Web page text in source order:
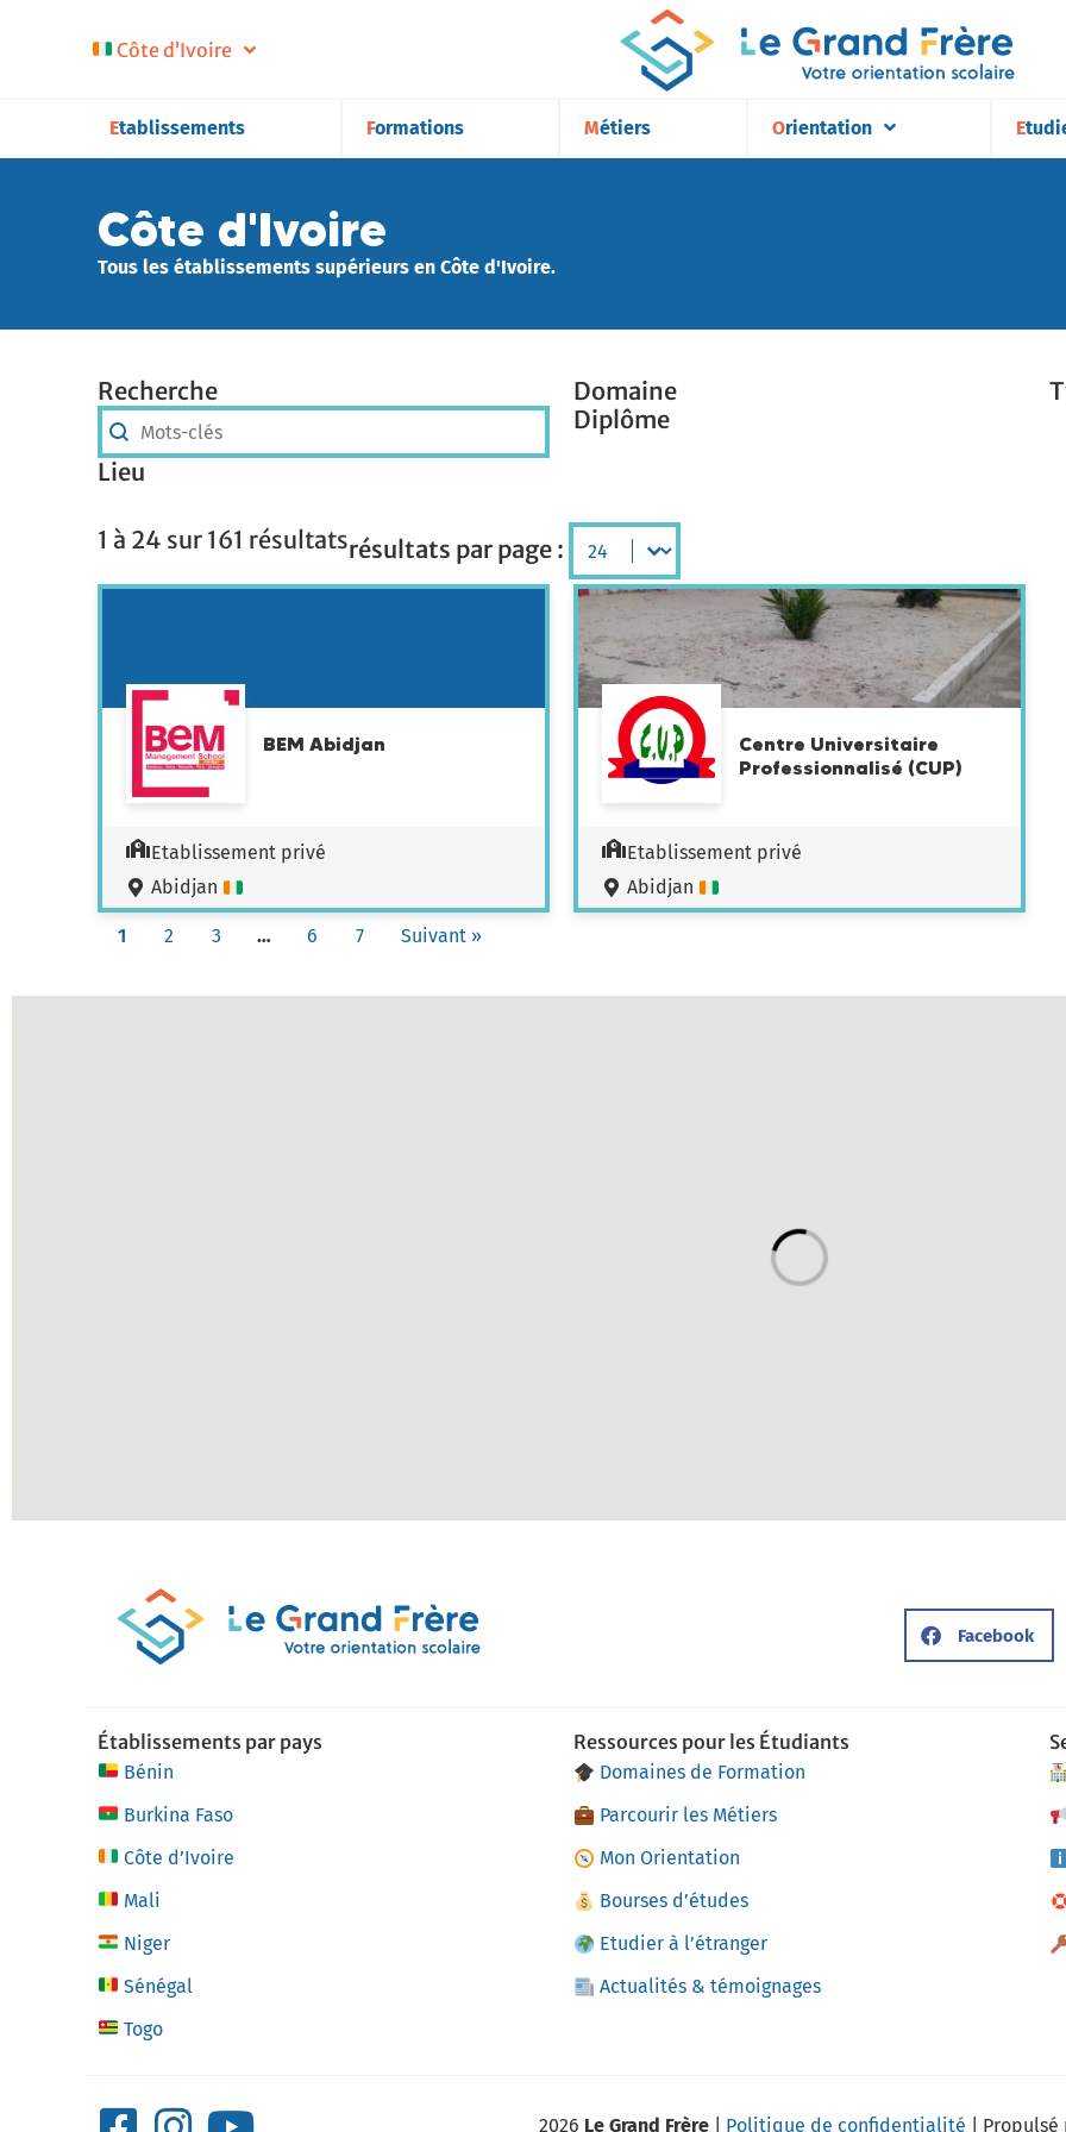
Côte d’Ivoire
Etablissements Formations Métiers Orientation
Côte d'Ivoire
Tous les établissements supérieurs en Côte d'Ivoire.
Recherche
Recherche
Recherche
Lieu
Domaine
Domaine
Diplôme
1 à 24 sur 161 résultatsrésultats par page :
résultats par page :
BEM Abidjan
Etablissement privé
Abidjan
Centre Universitaire
Professionnalisé (CUP)
Etablissement privé
Abidjan
1 2 3 … 6 7 Suivant »
Facebook
Établissements par pays
Bénin
Burkina Faso
Côte d’Ivoire
Mali
Niger
Sénégal
Togo
Ressources pour les Étudiants
Domaines de Formation
Parcourir les Métiers
Mon Orientation
Bourses d’études
Etudier à l’étranger
Actualités & témoignages
2026 Le Grand Frère| Politique de confidentialité | Propulsé